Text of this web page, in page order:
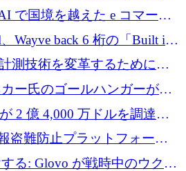
チップスタートアップがそ
で国境を越えた e コマース
えるシリーズ A で 400 万ド
Wayve back 6 桁の「Built in
ーン
測技術を変革するために
シードラウンドを完了
ー氏のゴールハンガーがVC
2 億 4,000 万ドルを調達、
を買収、ロンドンが首位の座
盗難防止プラットフォーム
リーズ A で 1,500 万ドルを
る: Glovo が戦時中のウクラ